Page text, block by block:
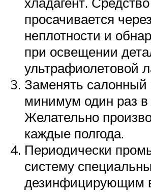
просачивается через
неплотности и
при освещении
ультрафиолетовой
Заменять
минимум один раз в
Желательно
каждые полгода.
Периодически
систему
дезинфицирующим